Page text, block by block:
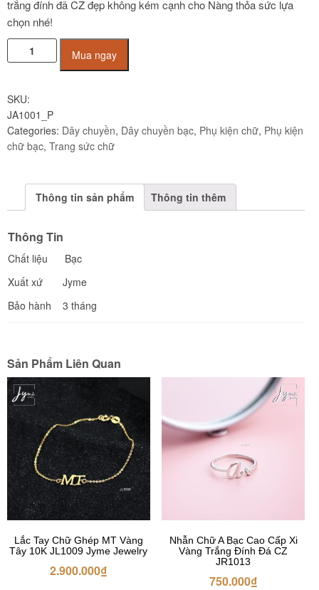
trắng đính đã CZ đẹp không kém cạnh cho Nàng thỏa sức lựa
chọn nhé!
dây/Phụ
Bạc
cao
cấp
JA1001
quantity
Mua ngay
SKU:
JA1001_P
Categories: Dây chuyền, Dây chuyền bạc, Phụ kiện chữ, Phụ kiện
chữ bạc, Trang sức chữ
Thông tin sản phẩm Thông tin thêm
Thông Tin
Chất liệu Bạc
Xuất xứ Jyme
Bảo hành 3 tháng
Sản Phẩm Liên Quan
Lắc Tay Chữ Ghép MT Vàng
Tây 10K JL1009 Jyme Jewelry
2.900.000₫
Nhẫn Chữ A Bạc Cao Cấp Xi
Vàng Trắng Đính Đá CZ
JR1013
750.000₫